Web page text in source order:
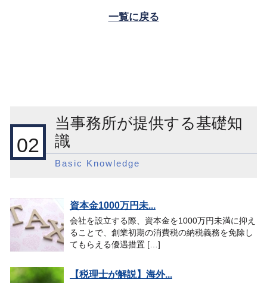
一覧に戻る
02
当事務所が提供する基礎知
識
Basic Knowledge
資本金1000万円未...
会社を設立する際、資本金を1000万円未満に抑え
ることで、創業初期の消費税の納税義務を免除し
てもらえる優遇措置 […]
【税理士が解説】海外...